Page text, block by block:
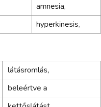
amnesia,
hyperkinesis,
látásromlás,
beleértve a